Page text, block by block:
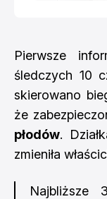
Pierwsze
śledczych 10
skierowano
że
płodów.
zmieniła
Najbliższe